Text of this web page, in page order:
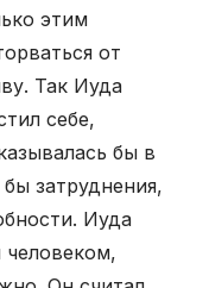
этим
от
Так Иуда
себе,
бы в
затруднения,
Иуда
человеком,